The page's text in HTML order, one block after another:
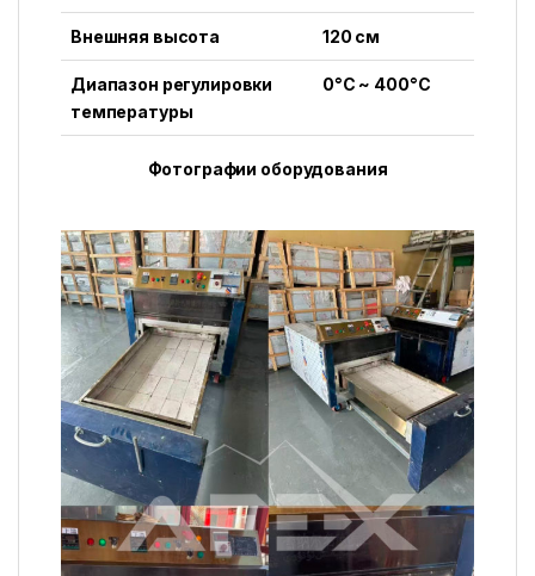
Внешняя высота 120 см
Диапазон регулировки
температуры
0°C ~ 400°C
Фотографии оборудования